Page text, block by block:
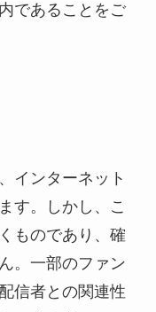
であることをご
インターネット
す。しかし、こ
ものであり、確
。一部のファン
信者との関連性